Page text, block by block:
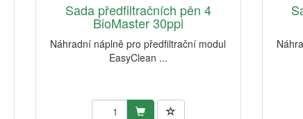
Sada předfiltračních pěn 4
BioMaster 30ppi
Náhradní náplně pro předfiltrační modul
EasyClean ...